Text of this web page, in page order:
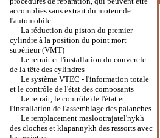
accomplies sans extrait du moteur de
l'automobile
La réduction du piston du premier
cylindre à la position du point mort
supérieur (VMT)
Le retrait et l'installation du couvercle
de la tête des cylindres
Le système VTEC - l'information totale
et le contrôle de l'état des composants
Le retrait, le contrôle de l'état et
l'installation de l'assemblage des palanches
Le remplacement maslootrajatel'nykh
des cloches et klapannykh des ressorts avec